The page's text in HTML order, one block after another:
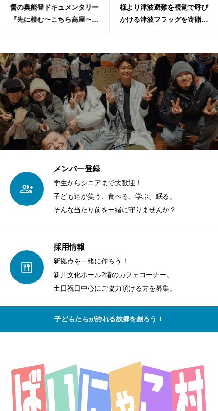
督の奥能登ドキュメンタリー
『先に棲む〜こちら高屋〜』
上映会を開催
様より津波避難を視覚で呼び
かける⁡津波フラッグを寄贈頂
きました
メンバー登録
学生からシニアまで大歓迎！
子ども達が笑う、食べる、学ぶ、眠る。
そんな当たり前を一緒に守りませんか？
採用情報
新拠点を一緒に作ろう！
新川文化ホール2階のカフェコーナー。
土日祝日中心にご協力頂ける方を募集。
子どもたちが誇れる故郷を創ろう！